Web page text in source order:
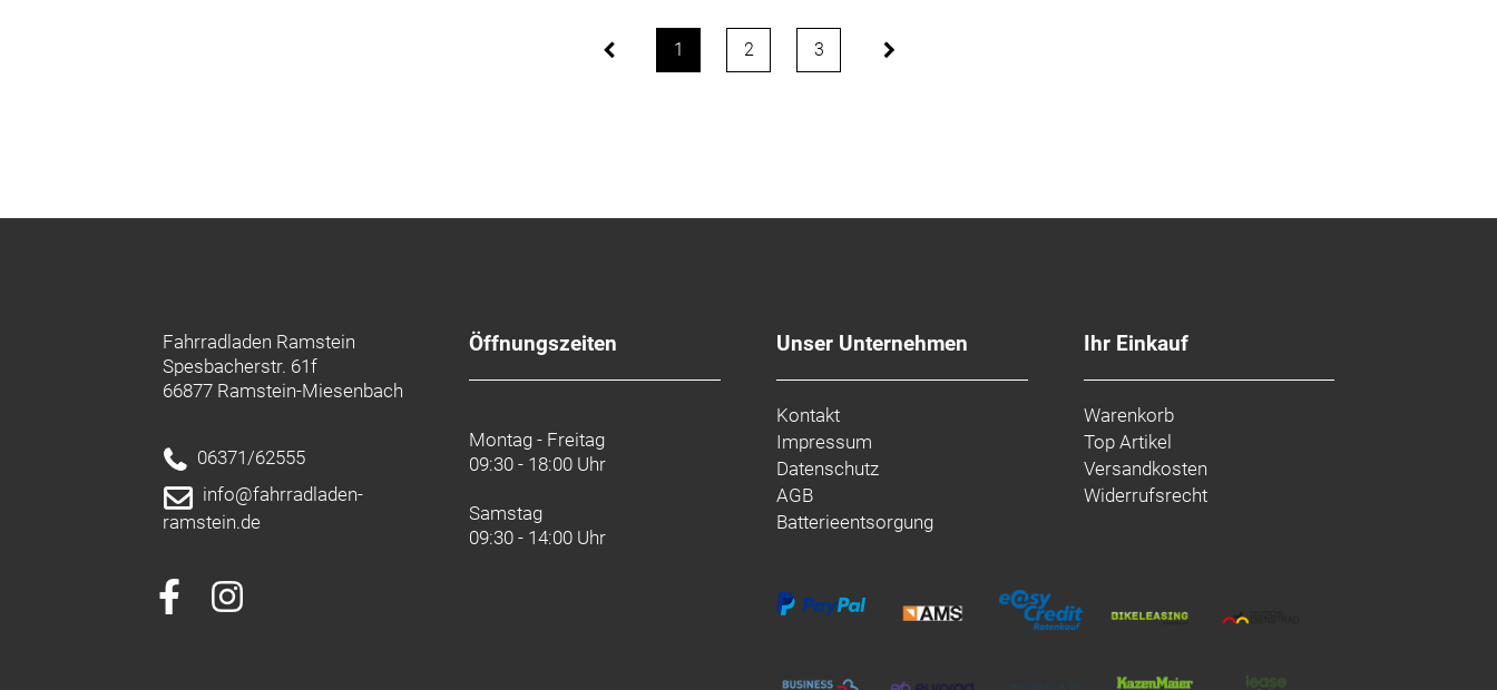
1 2 3
Fahrradladen Ramstein
Spesbacherstr. 61f
66877 Ramstein-Miesenbach
06371/62555
info@fahrradladen-
ramstein.de
Öffnungszeiten
Montag - Freitag
09:30 - 18:00 Uhr
Samstag
09:30 - 14:00 Uhr
Unser Unternehmen
Kontakt
Impressum
Datenschutz
AGB
Batterieentsorgung
Ihr Einkauf
Warenkorb
Top Artikel
Versandkosten
Widerrufsrecht